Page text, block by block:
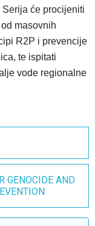
Serija će procijeniti
masovnih
R2P i prevencije
te ispitati
vode regionalne
GENOCIDE AND